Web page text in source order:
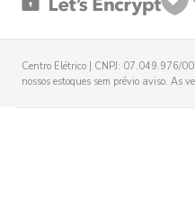
Centro Elétrico | CNPJ: 07.049.976/
nossos estoques sem prévio aviso. As